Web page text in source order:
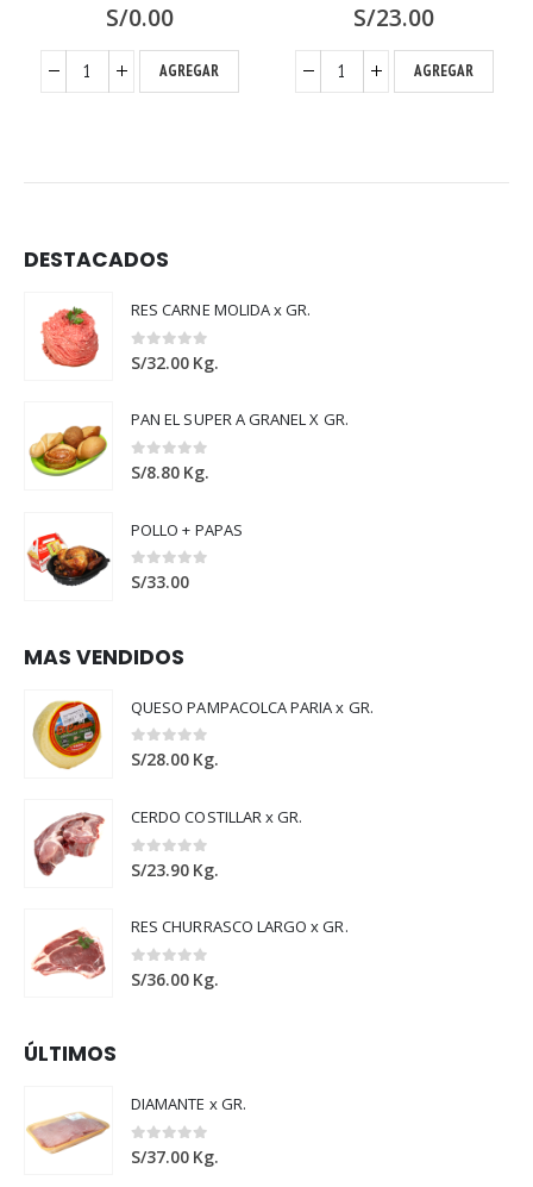
S/23.00
AGREGAR
S/13.50
AGREGAR
DESTACADOS
RES CARNE MOLIDA x GR.
0out of 5
S/32.00 Kg.
PAN EL SUPER A GRANEL X GR.
0out of 5
S/8.80 Kg.
POLLO + PAPAS
0out of 5
S/33.00
MAS VENDIDOS
QUESO PAMPACOLCA PARIA x GR.
0out of 5
S/28.00 Kg.
CERDO COSTILLAR x GR.
0out of 5
S/23.90 Kg.
RES CHURRASCO LARGO x GR.
0out of 5
S/36.00 Kg.
ÚLTIMOS
DIAMANTE x GR.
0out of 5
S/37.00 Kg.